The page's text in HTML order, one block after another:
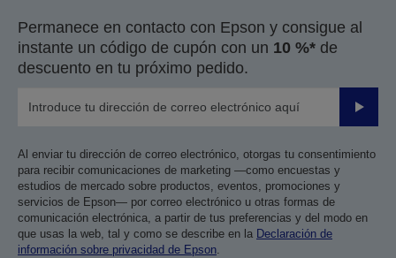
Permanece en contacto con Epson y consigue al
instante un código de cupón con un 10 %* de
descuento en tu próximo pedido.
Enviar
Al enviar tu dirección de correo electrónico, otorgas tu consentimiento
para recibir comunicaciones de marketing —como encuestas y
estudios de mercado sobre productos, eventos, promociones y
servicios de Epson— por correo electrónico u otras formas de
comunicación electrónica, a partir de tus preferencias y del modo en
que usas la web, tal y como se describe en la Declaración de
información sobre privacidad de Epson.